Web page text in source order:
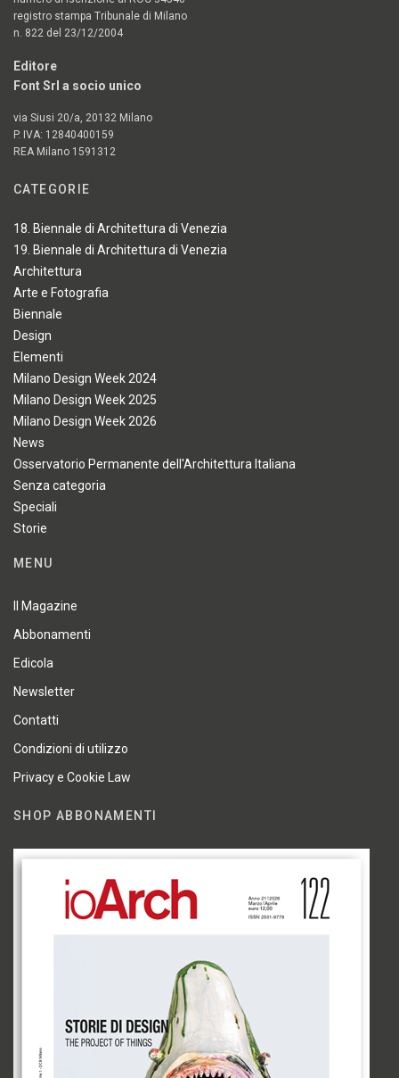
registro stampa Tribunale di Milano
n. 822 del 23/12/2004
Editore
Font Srl a socio unico
via Siusi 20/a, 20132 Milano
P. IVA: 12840400159
REA Milano 1591312
CATEGORIE
18. Biennale di Architettura di Venezia
19. Biennale di Architettura di Venezia
Architettura
Arte e Fotografia
Biennale
Design
Elementi
Milano Design Week 2024
Milano Design Week 2025
Milano Design Week 2026
News
Osservatorio Permanente dell'Architettura Italiana
Senza categoria
Speciali
Storie
MENU
Il Magazine
Abbonamenti
Edicola
Newsletter
Contatti
Condizioni di utilizzo
Privacy e Cookie Law
SHOP ABBONAMENTI